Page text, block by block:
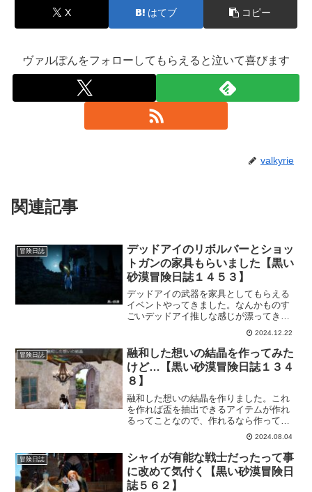
X はてブ コピー
ヴァルぽんをフォローしてもらえると泣いて喜びます
valkyrie
関連記事
冒険日誌
デッドアイのリボルバーとショッ
トガンの家具もらいました【黒い
砂漠冒険日誌１４５３】
デッドアイの武器を家具としてもらえる
イベントやってきました。なんかものす
ごいデッドアイ推しな感じが漂ってきま
すが、それだけ期待が大きいのかもです
ね。私もかなり期待してるので、しっか
りとイベント終わらせて楽しみに待ちた
いです！
2024.12.22
冒険日誌
融和した想いの結晶を作ってみた
けど…【黒い砂漠冒険日誌１３４
８】
融和した想いの結晶を作りました。これ
を作れば盃を抽出できるアイテムが作れ
るってことなので、作れるなら作ってお
かないと！と思ったわけですｗ精製され
た想いの精髄を作るのに必要なアイテム
らしいので、サクッと作って準備してお
きましょうかね！
2024.08.04
冒険日誌
シャイが有能な戦士だったって事
に改めて気付く【黒い砂漠冒険日
誌５６２】